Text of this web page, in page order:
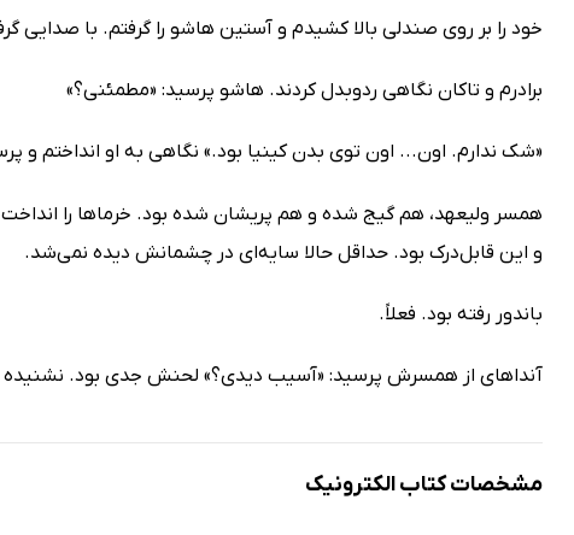
خود را بر روی صندلی بالا کشیدم و آستین هاشو را گرفتم. با صدایی
برادرم و تاکان نگاهی ردوبدل کردند. هاشو پرسید: «مطمئنی؟»
«شک ندارم. اون... اون توی بدن کینیا بود.» نگاهی به او انداختم و
همسر ولیعهد، هم گیج شده و هم پریشان شده بود. خرماها را
و این قابل‌درک بود. حداقل حالا سایه‌ای در چشمانش دیده نمی‌شد.
باندور رفته بود. فعلاً.
آنداهای از همسرش پرسید: «آسیب دیدی؟» لحنش جدی بود.
مشخصات کتاب الکترونیک